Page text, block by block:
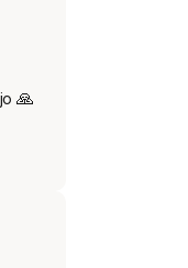
sólido,
🙏